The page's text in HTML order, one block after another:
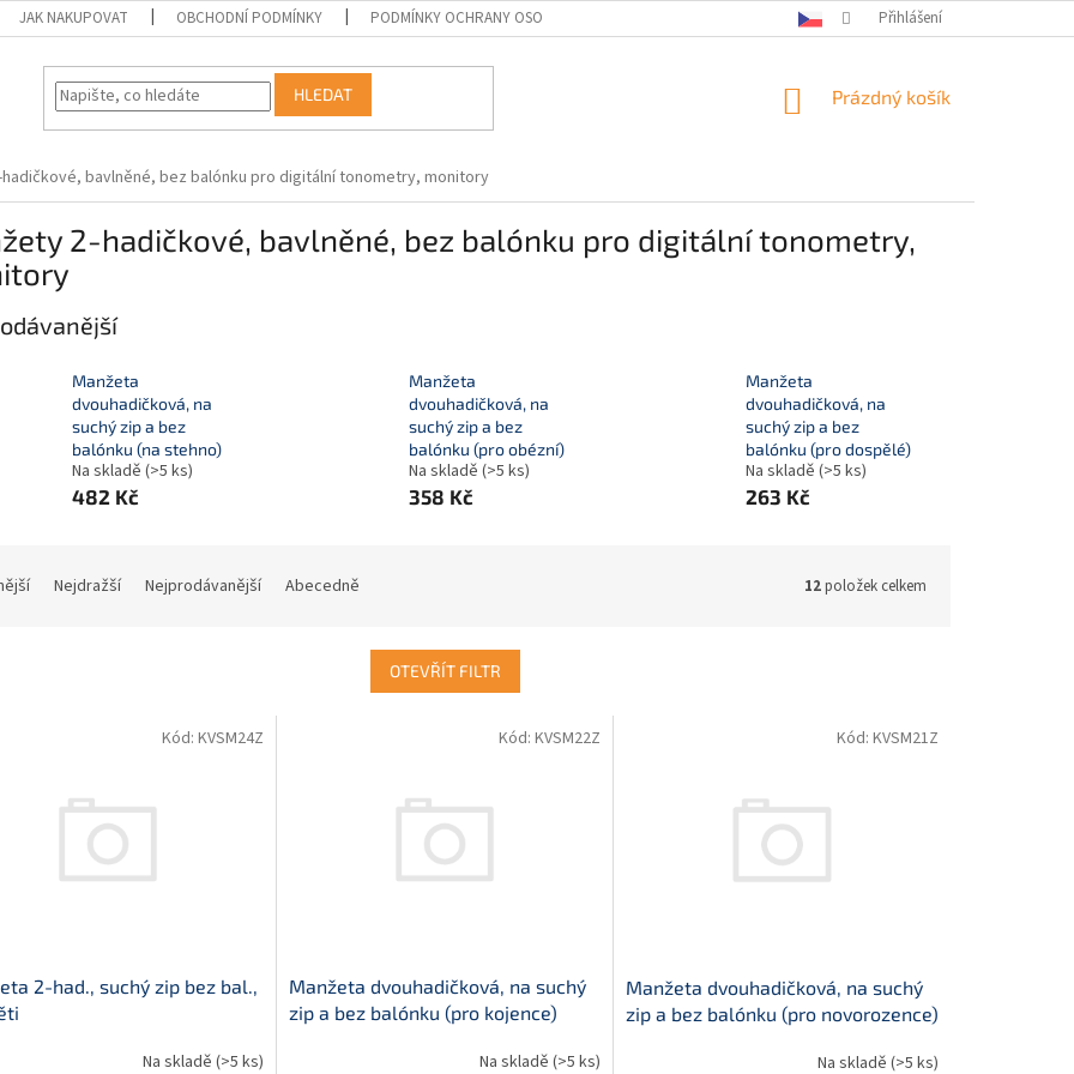
JAK NAKUPOVAT OBCHODNÍ PODMÍNKY PODMÍNKY OCHRANY OSOBNÍCH ÚDAJŮ Přihlášení
HLEDAT
NÁKUPNÍ
Prázdný košík
bavlněné, bez balónku pro digitální tonometry, monitory
2-hadičkové, bavlněné, bez balónku pro digitální tonometry,
Manžeta
dvouhadičková, na
suchý zip a bez
balónku (na stehno)
Na skladě (>5 ks)
482 Kč
Manžeta
dvouhadičková, na
suchý zip a bez
balónku (pro obézní)
Na skladě (>5 ks)
358 Kč
Manžeta
dvouhadičková, na
suchý zip a bez
balónku (pro dospělé)
Na skladě (>5 ks)
263 Kč
Nejdražší Nejprodávanější Abecedně 12položek celkem
OTEVŘÍT FILTR
2-had., suchý zip bez bal.,
Na skladě (>5 ks)
Kód: KVSM24Z
Manžeta dvouhadičková, na suchý
zip a bez balónku (pro kojence)
Na skladě (>5 ks)
Kód: KVSM22Z
Manžeta dvouhadičková, na suchý
zip a bez balónku (pro novorozence)
Na skladě (>5 ks)
Kód: KVSM21Z